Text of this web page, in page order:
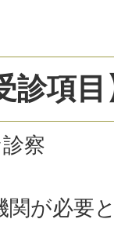
診項目
察
関が必要